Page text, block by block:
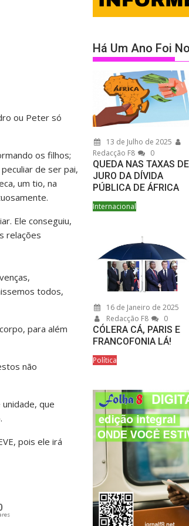
ou Peter só
os filhos;
de ser pai,
um tio, na
Ele conseguiu,
relações
todos,
para além
não
que
pois ele irá
Há Um Ano Foi
13 de Julho de 2025
Redacção F8
0
QUEDA NAS TAXAS DE
JURO DA DÍVIDA
PÚBLICA DE ÁFRICA
Internacional
16 de Janeiro de 2025
Redacção F8
0
CÓLERA CÁ, PARIS E
FRANCOFONIA LÁ!
Política